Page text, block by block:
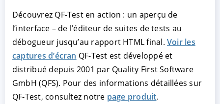
Découvrez QF-Test en action : un aperçu de
l’interface – de l’éditeur de suites de tests au
débogueur jusqu’au rapport HTML final. Voir les
captures d’écran QF-Test est développé et
distribué depuis 2001 par Quality First Software
GmbH (QFS). Pour des informations détaillées sur
QF-Test, consultez notre page produit.